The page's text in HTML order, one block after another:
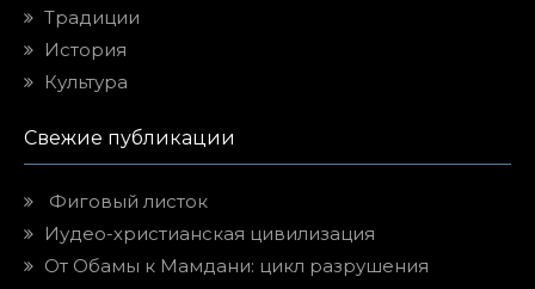
Традиции
История
Культура
Свежие публикации
Фиговый листок
Иудео-христианская цивилизация
От Обамы к Мамдани: цикл разрушения